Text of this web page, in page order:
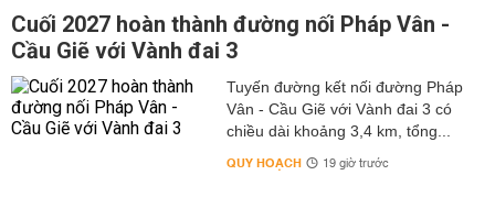
Cuối 2027 hoàn thành đường nối Pháp Vân -
Cầu Giẽ với Vành đai 3
Tuyến đường kết nối đường Pháp
Vân - Cầu Giẽ với Vành đai 3 có
chiều dài khoảng 3,4 km, tổng...
QUY HOẠCH 19 giờ trước